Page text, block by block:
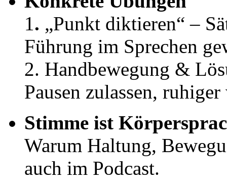
1. „Punkt diktieren“ –
Führung im Sprechen
2. Handbewegung &
Pausen zulassen,
Stimme ist
Warum Haltung,
auch im Podcast.